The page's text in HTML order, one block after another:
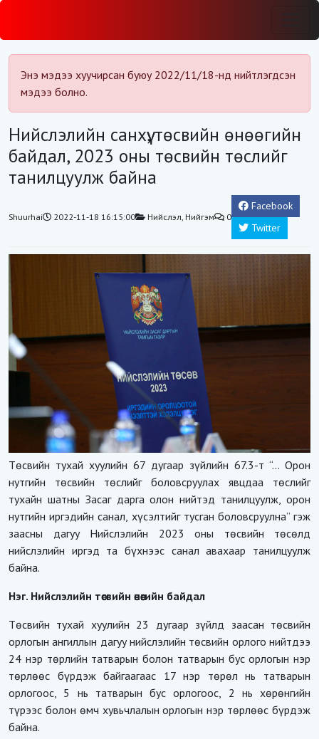
Энэ мэдээ хуучирсан буюу 2022/11/18-нд нийтлэгдсэн
мэдээ болно.
Нийслэлийн санхүү, төсвийн өнөөгийн
байдал, 2023 оны төсвийн төслийг
танилцуулж байна
Shuurhai 2022-11-18 16:15:00 Нийслэл, Нийгэм 0
Facebook
Twitter
Төсвийн тухай хуулийн 67 дугаар зүйлийн 67.3-т “... Орон
нутгийн төсвийн төслийг боловсруулах явцдаа төслийг
тухайн шатны Засаг дарга олон нийтэд танилцуулж, орон
нутгийн иргэдийн санал, хүсэлтийг тусган боловсруулна” гэж
заасны дагуу Нийслэлийн 2023 оны төсвийн төсөлд
нийслэлийн иргэд та бүхнээс санал авахаар танилцуулж
байна.
Нэг. Нийслэлийн төсвийн өнөөгийн байдал
Төсвийн тухай хуулийн 23 дугаар зүйлд заасан төсвийн
орлогын ангиллын дагуу нийслэлийн төсвийн орлого нийтдээ
24 нэр төрлийн татварын болон татварын бус орлогын нэр
төрлөөс бүрдэж байгаагаас 17 нэр төрөл нь татварын
орлогоос, 5 нь татварын бус орлогоос, 2 нь хөрөнгийн
түрээс болон өмч хувьчлалын орлогын нэр төрлөөс бүрдэж
байна.